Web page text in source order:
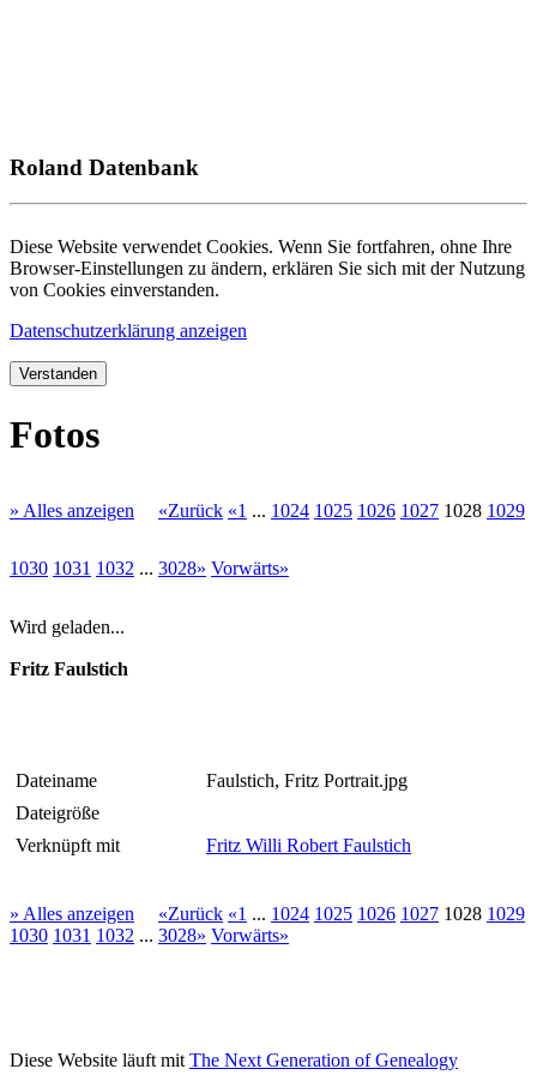
Roland Datenbank
Diese Website verwendet Cookies. Wenn Sie fortfahren, ohne Ihre
Browser-Einstellungen zu ändern, erklären Sie sich mit der Nutzung
von Cookies einverstanden.
Datenschutzerklärung anzeigen
Verstanden
Fotos
» Alles anzeigen «Zurück «1 ... 1024 1025 1026 1027 1028 1029
1030 1031 1032 ... 3028» Vorwärts»
Wird geladen...
Fritz Faulstich
Dateiname
Faulstich, Fritz Portrait.jpg
Dateigröße
Verknüpft mit
Fritz Willi Robert Faulstich
» Alles anzeigen «Zurück «1 ... 1024 1025 1026 1027 1028 1029
1030 1031 1032 ... 3028» Vorwärts»
Diese Website läuft mit The Next Generation of Genealogy